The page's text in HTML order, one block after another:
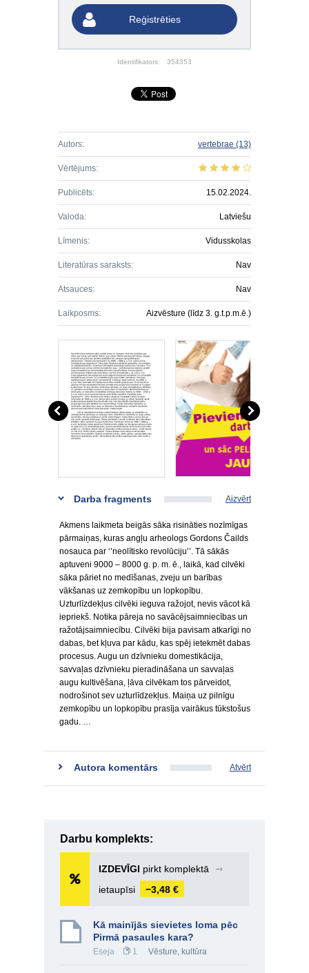
Reģistrēties
Identifikators: 354353
Autors: vertebrae (13)
Vērtējums:
Publicēts: 15.02.2024.
Valoda: Latviešu
Līmenis: Vidusskolas
Literatūras saraksts: Nav
Atsauces: Nav
Laikposms: Aizvēsture (līdz 3. g.t.p.m.ē.)
Darba fragments Aizvērt
Akmens laikmeta beigās sāka risināties nozīmīgas
pārmaiņas, kuras angļu arheologs Gordons Čailds
nosauca par ‘’neolītisko revolūciju’’. Tā sākās
aptuveni 9000 – 8000 g. p. m. ē., laikā, kad cilvēki
sāka pāriet no medīšanas, zveju un barības
vākšanas uz zemkopību un lopkopību.
Uzturlīzdekļus cilvēki ieguva ražojot, nevis vācot kā
iepriekš. Notika pāreja no savācējsaimniecības un
ražotājsaimniecību. Cilvēki bija pavisam atkarīgi no
dabas, bet kļuva par kādu, kas spēj ietekmēt dabas
procesus. Augu un dzīvnieku domestikācija,
savvaļas dzīvnieku pieradināšana un savvaļas
augu kultivēšana, ļāva cilvēkam tos pārveidot,
nodrošinot sev uzturlīdzekļus. Maiņa uz pilnīgu
zemkopību un lopkopību prasīja vairākus tūkstošus
gadu. …
Autora komentārs Atvērt
Darbu komplekts:
IZDEVĪGI pirkt komplektā
➞
ietaupīsi
−3,48 €
Kā mainījās sievietes loma pēc
Pirmā pasaules kara?
Eseja 1 Vēsture, kultūra